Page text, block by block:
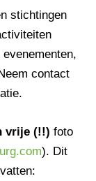
stichtingen
contact
vrije (!!) foto
). Dit